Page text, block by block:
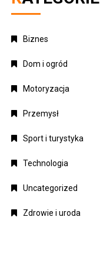
Biznes
Dom i ogród
Motoryzacja
Przemysł
Sport i turystyka
Technologia
Uncategorized
Zdrowie i uroda